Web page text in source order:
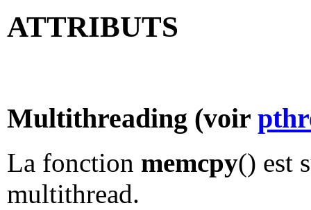
ATTRIBUTS
Multithreading (voir
La fonction memcpy() est
multithread.